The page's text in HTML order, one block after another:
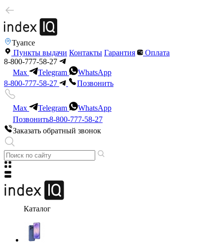
Туапсе
Пункты выдачи Контакты Гарантия
Оплата
8-800-777-58-27
Max
Telegram
WhatsApp
8-800-777-58-27
Позвонить
Max Telegram
WhatsApp
Позвонить8-800-777-58-27
Заказать обратный звонок
Каталог